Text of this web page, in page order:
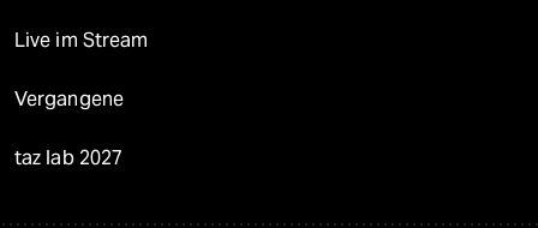
Live im Stream
Vergangene
taz lab 2027